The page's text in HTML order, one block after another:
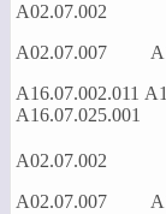
А02.07.002
А02.07.007
А16.07.002.011
А16.07.025.001
А02.07.002
А02.07.007